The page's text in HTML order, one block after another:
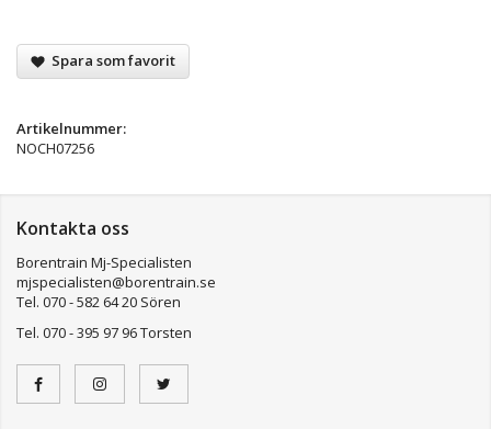
Spara som favorit
Artikelnummer:
NOCH07256
Kontakta oss
Borentrain Mj-Specialisten
mjspecialisten@borentrain.se
Tel. 070 - 582 64 20 Sören
Tel. 070 - 395 97 96 Torsten